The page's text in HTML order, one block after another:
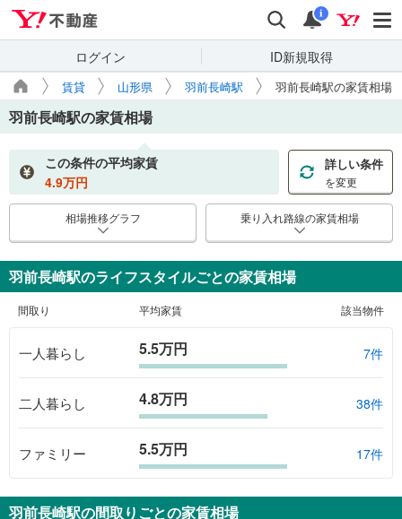
検索 通知
i
ログイン ID新規取得
賃貸 山形県 羽前長崎駅 羽前長崎駅の家賃相場
羽前長崎駅の家賃相場
この条件の平均家賃
4.9万円
詳しい条件
を変更
相場推移グラフ 乗り入れ路線の家賃相場
羽前長崎駅のライフスタイルごとの家賃相場
間取り 平均家賃 該当物件
一人暮らし 5.5万円 7件
二人暮らし 4.8万円 38件
ファミリー 5.5万円 17件
羽前長崎駅の間取りごとの家賃相場